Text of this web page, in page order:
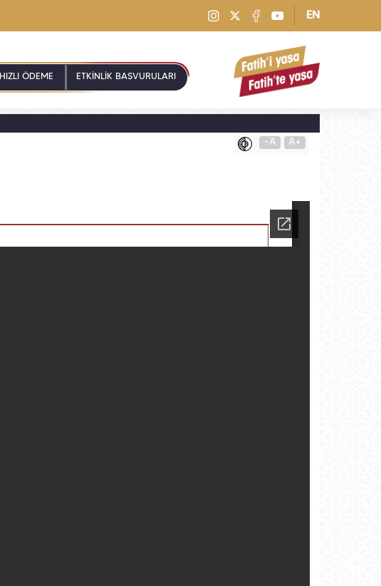
EN
HIZLI ÖDEME ETKİNLİK BAŞVURULARI
-A A+